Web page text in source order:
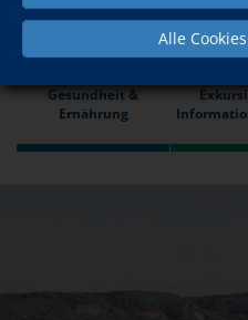
Alle
Gesundheit &
Ernährung